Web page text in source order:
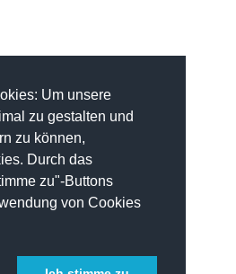
Um unsere
zu gestalten und
zu können,
Durch das
zu"-Buttons
von Cookies